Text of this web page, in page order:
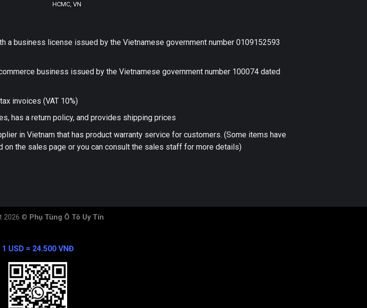
HCMC, VN
a business license issued by the Vietnamese government number 0109152593
business issued by the Vietnamese government number 100074 dated
invoices (VAT 10%)
has a return policy, and provides shipping prices
in Vietnam that has product warranty service for customers. (Some items have
on the sales page or you can consult the sales staff for more details)
2026 © Phụ Tùng Ô Tô Uy Tín
1 USD = 24.500 VNĐ